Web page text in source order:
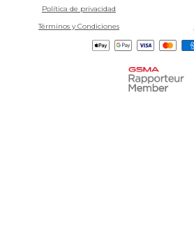
Política de privacidad
Términos y Condiciones